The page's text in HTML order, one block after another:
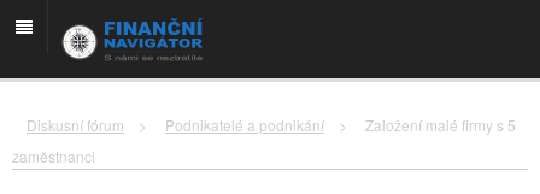
Diskusní fórum > Podnikatelé a podnikání >
Založení malé firmy s 5
zaměstnanci